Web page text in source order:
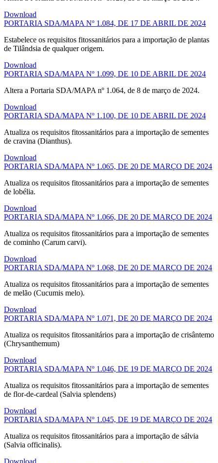
Download
PORTARIA SDA/MAPA Nº 1.084, DE 17 DE ABRIL DE 2024
Estabelece os requisitos fitossanitários para a importação de plantas
de Tilândsia de qualquer origem.
Download
PORTARIA SDA/MAPA Nº 1.099, DE 10 DE ABRIL DE 2024
Altera a Portaria SDA/MAPA nº 1.064, de 8 de março de 2024.
Download
PORTARIA SDA/MAPA Nº 1.100, DE 10 DE ABRIL DE 2024
Atualiza os requisitos fitossanitários para a importação de sementes
de cravina (Dianthus).
Download
PORTARIA SDA/MAPA Nº 1.065, DE 20 DE MARÇO DE 2024
Atualiza os requisitos fitossanitários para a importação de sementes
de lobélia.
Download
PORTARIA SDA/MAPA Nº 1.066, DE 20 DE MARÇO DE 2024
Atualiza os requisitos fitossanitários para a importação de sementes
de cominho (Carum carvi).
Download
PORTARIA SDA/MAPA Nº 1.068, DE 20 DE MARÇO DE 2024
Atualiza os requisitos fitossanitários para a importação de sementes
de melão (Cucumis melo).
Download
PORTARIA SDA/MAPA Nº 1.071, DE 20 DE MARÇO DE 2024
Atualiza os requisitos fitossanitários para a importação de crisântemo
(Chrysanthemum)
Download
PORTARIA SDA/MAPA Nº 1.046, DE 19 DE MARÇO DE 2024
Atualiza os requisitos fitossanitários para a importação de sementes
de flor-de-cardeal (Salvia splendens)
Download
PORTARIA SDA/MAPA Nº 1.045, DE 19 DE MARÇO DE 2024
Atualiza os requisitos fitossanitários para a importação de sálvia
(Salvia officinalis).
Download